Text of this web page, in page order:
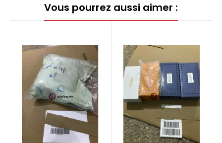
Vous pourrez aussi aimer :